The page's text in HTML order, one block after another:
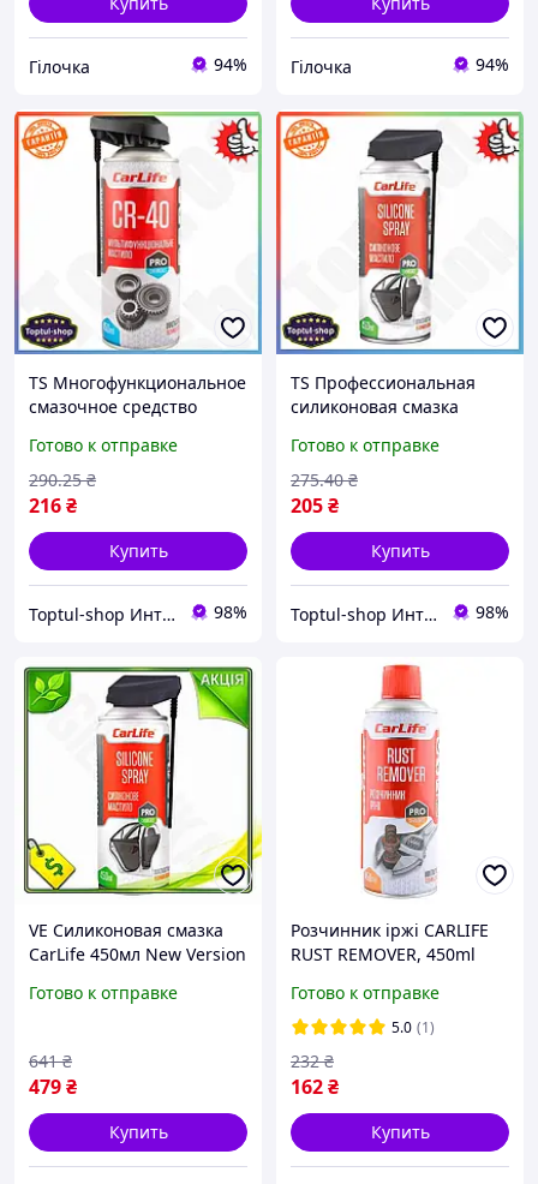
Гілочка 94% Гілочка 94%
TS Многофункциональное
смазочное средство
аэрозоль для защиты
металла и плас SHT55_Q
Готово к отправке
216₴
290.25 ₴
Купить
Toptul-shop Интернет магазин 98%
TS Профессиональная
силиконовая смазка
для авто защитная
смазка для резинок
SHT55_Q
Готово к отправке
205₴
275.40 ₴
Купить
Toptul-shop Интернет магазин 98%
VE Силиконовая смазка
CarLife 450мл New Version
защита для дверей и
N6W_VER
Готово к отправке
479₴
641 ₴
Купить
Розчинник іржі CARLIFE
RUST REMOVER, 450ml
Готово к отправке
5.0 (1)
162₴
232 ₴
Купить